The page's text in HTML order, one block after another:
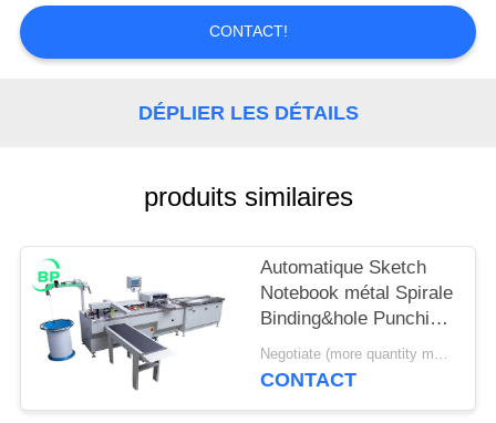
DEMANDEZ
UNE
PRIVACY
POLICY
CONTACT!
DÉPLIER LES DÉTAILS
produits similaires
Automatique Sketch
Notebook métal Spirale
Binding&hole Punching
Machine PBS420 avec
fonction de verrouillage
Negotiate (more quantity more cheap ) MOQ:1 set
CONTACT